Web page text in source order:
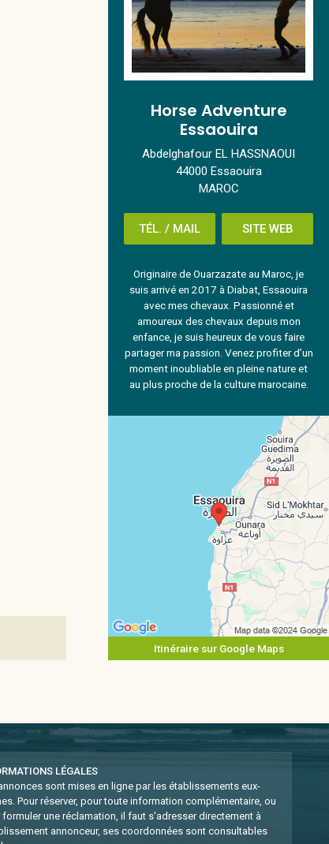
Horse Adventure
Essaouira
Abdelghafour EL HASSNAOUI
44000 Essaouira
MAROC
TÉL. / MAIL SITE WEB
Originaire de Ouarzazate au Maroc, je
suis arrivé en 2017 à Diabat, Essaouira
avec mes chevaux. Passionné et
amoureux des chevaux depuis mon
enfance, je suis heureux de vous faire
partager ma passion. Venez profiter d’un
moment inoubliable en pleine nature et
au plus proche de la culture marocaine.
Itinéraire sur Google Maps
LÉGALES
sont mises en ligne par les établissements eux-
Pour réserver, pour toute information complémentaire, ou
une réclamation, il faut s'adresser directement à
annonceur, ses coordonnées sont consultables